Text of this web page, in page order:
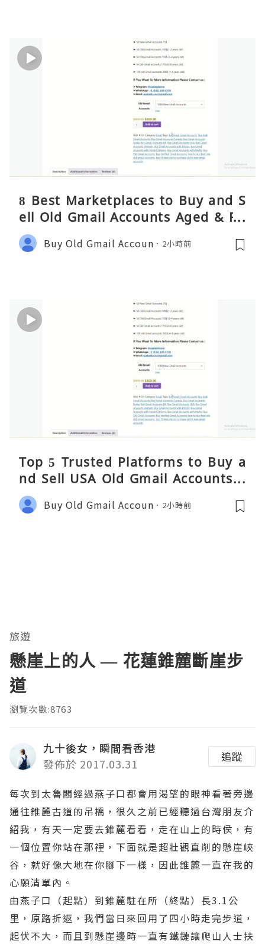
8 Best Marketplaces to Buy and S
ell Old Gmail Accounts Aged & PV
A Safely (Any Country) – 2026 Gui
de
Buy Old Gmail Accoun 2小時前
Top 5 Trusted Platforms to Buy a
nd Sell USA Old Gmail Accounts S
afely 2026
Buy Old Gmail Accoun 2小時前
旅遊
懸崖上的人 — 花蓮錐麓斷崖步
道
瀏覽次數:8763
九十後女，瞬間看香港
發佈於 2017.03.31
追蹤
每次到太魯閣經過燕子口都會用渴望的眼神看著旁邊
通往錐麓古道的吊橋，很久之前已經聽過台灣朋友介
紹我，有天一定要去錐麓看看，走在山上的時侯，有
一個位置你站在那裡，下面就是超壯觀直削的懸崖峽
谷，就好像大地在你腳下一樣，因此錐麓一直在我的
心願清單內。
由燕子口（起點）到錐麓駐在所（終點）長3.1公
里，原路折返，我們當日來回用了四小時走完步道，
起伏不大，而且到懸崖邊時一直有鐵鏈讓爬山人士扶